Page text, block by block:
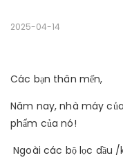
2025-04-14
Các bạn thân mến,
Năm nay, nhà máy
phẩm của nó!
Ngoài các bộ lọc dầu